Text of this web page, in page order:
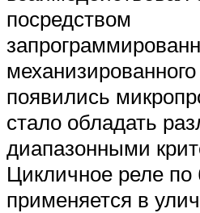
посредством
появились
стало обладать
диапазонными
Цикличное реле
применяется в